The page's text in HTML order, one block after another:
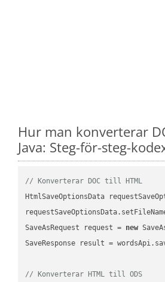
Hur man konverterar
Java: Steg-för-steg-
// Konverterar DOC till HTML
HtmlSaveOptionsData
SaveAsRequest request = new
SaveResponse result =
// Konverterar HTML till ODS